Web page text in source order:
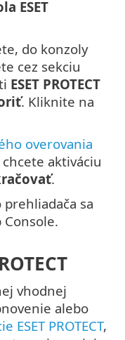
ESET
do konzoly
cez sekciu
ESET PROTECT
. Kliknite na
overovania
chcete aktiváciu
.
sa
Console.
vhodnej
alebo
ESET PROTECT,